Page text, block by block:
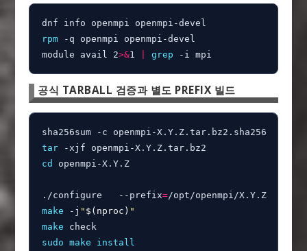
rpm -q openmpi openmpi-devel
module avail 2>&1 grep -i mpi
공식 TARBALL 검증과 별도 PREFIX 빌드
tar
cd
openmpi-X.Y.Z
./configure   --prefix=
make -j " $( nproc ) "
make
sudo
make install